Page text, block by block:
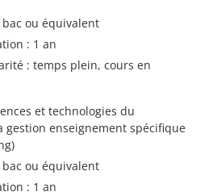
ou équivalent
: 1 an
: temps plein, cours en
et technologies du
gestion enseignement spécifique
ou équivalent
: 1 an